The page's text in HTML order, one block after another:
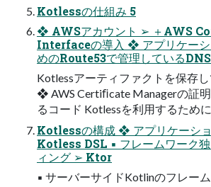
Kotlessの仕組み 5
❖ AWSアカウント ➢ ＋AWS
Interfaceの導入 ❖ アプリケーシ
めのRoute53で管理している
Kotlessアーティファクトを保存
❖ AWS Certiﬁcate Managerの証
るコード Kotlessを利用するため
Kotlessの構成 ❖ アプリケーシ
Kotless DSL ▪ フレームワーク
ィング ➢ Ktor
▪ サーバーサイドKotlinのフレー